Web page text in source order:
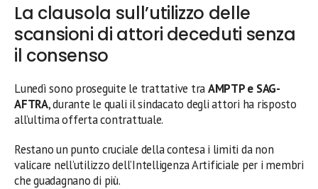
La clausola sull’utilizzo delle
scansioni di attori deceduti senza
il consenso
Lunedì sono proseguite le trattative traAMPTP e SAG-
AFTRA, durante le quali il sindacato degli attori ha risposto
all’ultima offerta contrattuale.
Restano un punto cruciale della contesa i limiti da non
valicare nell’utilizzo dell’Intelligenza Artificiale per i membri
che guadagnano di più.